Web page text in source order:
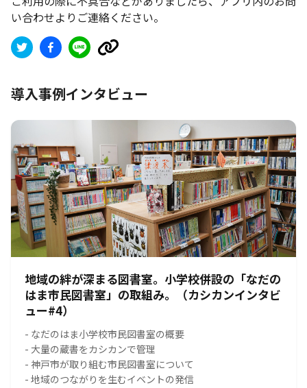
い合わせよりご連絡ください。
導入事例インタビュー
地域の絆が深まる図書室。小学校併設の「なだの
はま市民図書室」の取組み。（カシカンインタビ
ュー#4）
- なだのはま小学校市民図書室の概要
- 大量の蔵書をカシカンで管理
- 神戸市が取り組む市民図書室について
- 地域のつながりを生むイベントの発信